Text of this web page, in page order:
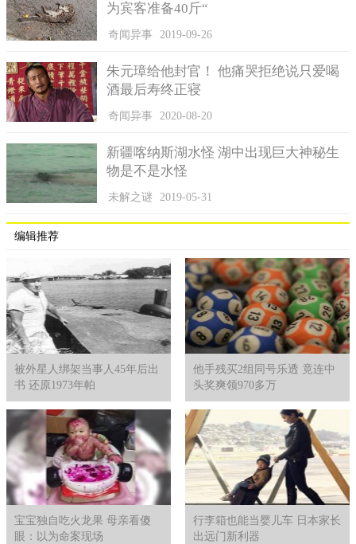
为宾客准备40斤“
奇闻异事 2019-09-26
朱元璋给他封官！ 他痛哭拒绝说只爱喝
酒最后寿终正寝
奇闻异事 2020-08-20
新疆喀纳斯湖水怪 湖中出现巨大神秘生
物是不是水怪
未解之谜 2019-05-31
编辑推荐
被外星人绑架当事人45年后出
书 还原1973年帕
他手残买2组同号乐透 竟连中
头奖爽领970多万
宝宝独自吃火龙果 母亲看傻
眼：以为命案现场
行李箱也能当婴儿车 日本家长
出远门新利器